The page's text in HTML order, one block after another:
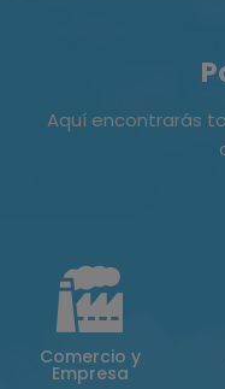
Aquí encontrarás
Comercio y
Empresa